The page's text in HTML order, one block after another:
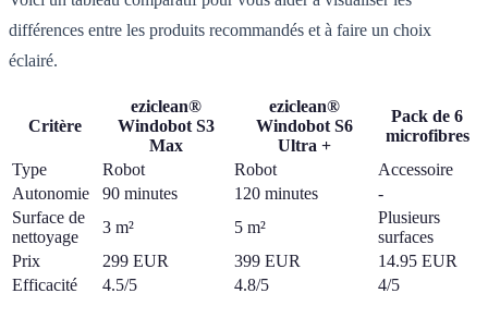
différences entre les produits recommandés et à faire un choix
éclairé.
Critère
eziclean®
Windobot S3
Max
eziclean®
Windobot S6
Ultra +
Pack de 6
microfibres
Type
Robot Robot
Accessoire
Autonomie
90 minutes 120 minutes
-
Surface de
nettoyage
3 m² 5 m²
Plusieurs
surfaces
Prix
299 EUR 399 EUR
14.95 EUR
Efficacité
4.5/5 4.8/5 4/5